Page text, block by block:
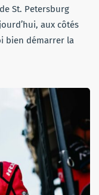
St. Petersburg
aux côtés
bien démarrer la